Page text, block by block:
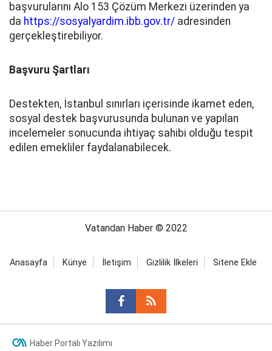
başvurularını Alo 153 Çözüm Merkezi üzerinden ya
da https://sosyalyardim.ibb.gov.tr/ adresinden
gerçekleştirebiliyor.
Başvuru Şartları
Destekten, İstanbul sınırları içerisinde ikamet eden,
sosyal destek başvurusunda bulunan ve yapılan
incelemeler sonucunda ihtiyaç sahibi olduğu tespit
edilen emekliler faydalanabilecek.
Vatandan Haber © 2022
Anasayfa Künye İletişim Gizlilik İlkeleri Sitene Ekle
Haber Portalı Yazılımı